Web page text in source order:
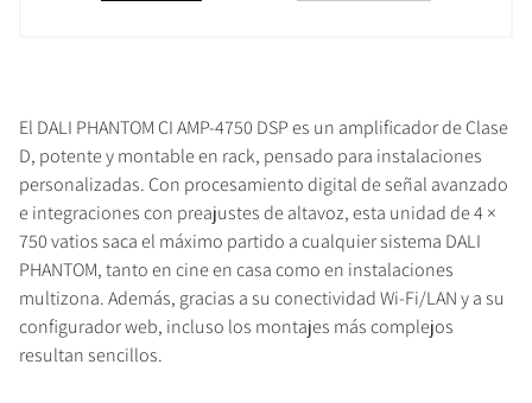
El DALI PHANTOM CI AMP-4750 DSP es un amplificador de Clase
D, potente y montable en rack, pensado para instalaciones
personalizadas. Con procesamiento digital de señal avanzado
e integraciones con preajustes de altavoz, esta unidad de 4 ×
750 vatios saca el máximo partido a cualquier sistema DALI
PHANTOM, tanto en cine en casa como en instalaciones
multizona. Además, gracias a su conectividad Wi-Fi/LAN y a su
configurador web, incluso los montajes más complejos
resultan sencillos.